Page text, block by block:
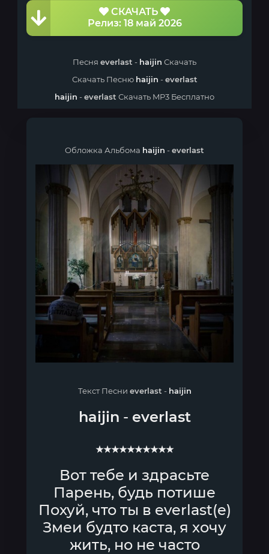
СКАЧАТЬ
Релиз: 18 май 2026
Песня everlast - haijin Скачать
Скачать Песню haijin -everlast
haijin -everlast Скачать MP3 Бесплатно
Обложка Альбома haijin -everlast
Текст Песни everlast - haijin
haijin - everlast
★★★★★★★★★★
Вот тебе и здрасьте
Парень, будь потише
Похуй, что ты в everlast(e)
Змеи будто каста, я хочу
жить, но не часто